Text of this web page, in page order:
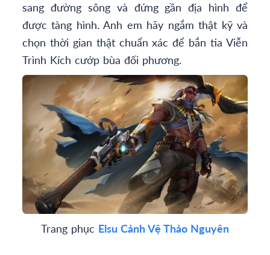
sang đường sông và đứng gần địa hình để
được tàng hình. Anh em hãy ngắm thật kỹ và
chọn thời gian thật chuẩn xác để bắn tia Viễn
Trình Kích cướp bùa đối phương.
Trang phục Elsu Cảnh Vệ Thảo Nguyên